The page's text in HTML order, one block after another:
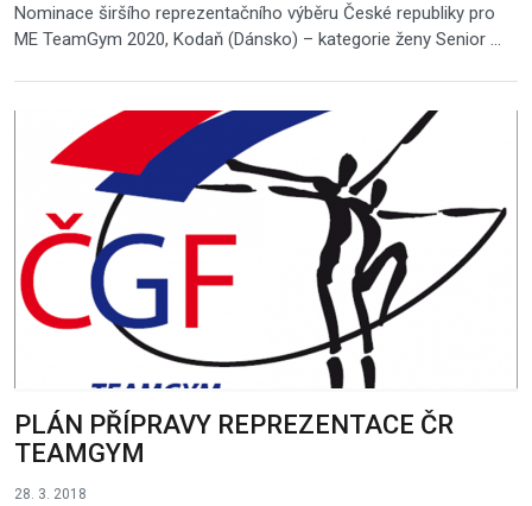
Nominace širšího reprezentačního výběru České republiky pro
ME TeamGym 2020, Kodaň (Dánsko) – kategorie ženy Senior ...
PLÁN PŘÍPRAVY REPREZENTACE ČR
TEAMGYM
28. 3. 2018